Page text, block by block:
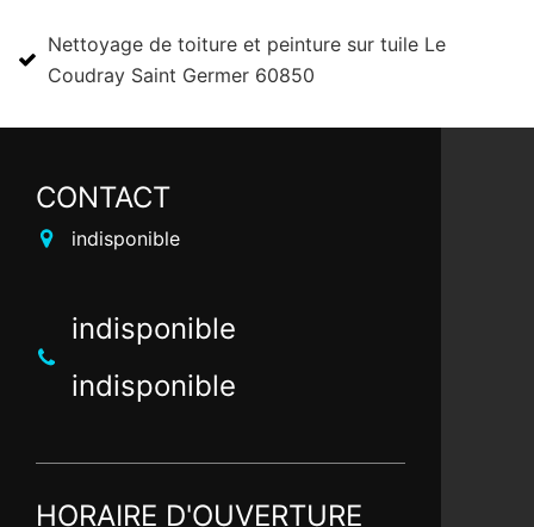
Nettoyage de toiture et peinture sur tuile Le
Coudray Saint Germer 60850
CONTACT
indisponible
indisponible
indisponible
HORAIRE D'OUVERTURE